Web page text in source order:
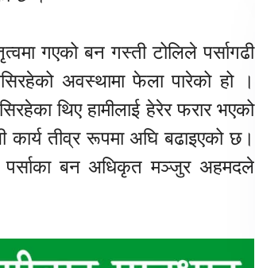
गएको बन गस्ती टोलिले पर्सागढी
अवस्थामा फेला पारेको हो ।
थिए हामीलाई हेरेर फरार भएको
कार्य तीव्र रूपमा अघि बढाइएको छ।
पर्साका बन अधिकृत मञ्जुर अहमदले